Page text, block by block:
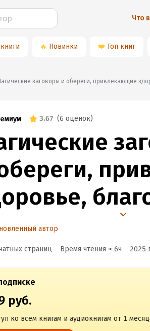
Что
🔥 Новинки ❤️ Топ книг
заговоры и обереги, привлекающие
3.67 (6 оценок)
автор
страниц Время чтения ≈ 6ч 2025
руб.
ко всем книгам и аудиокнигам от 1